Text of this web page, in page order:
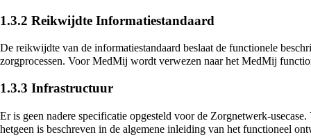
1.3.2 Reikwijdte Informatiestandaard
De reikwijdte van de informatiestandaard beslaat de functionele
zorgprocessen. Voor MedMij wordt verwezen naarhet MedMij
1.3.3 Infrastructuur
Er is geen nadere specificatie opgesteld voor de Zorgnetwerk-
hetgeen is beschreven in de algemene inleiding van het functioneel